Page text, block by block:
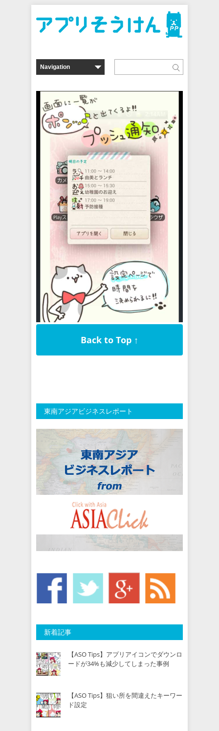
Back to Top ↑
東南アジアビジネスレポート
新着記事
【ASO Tips】アプリアイコンでダウンロ
ードが34%も減少してしまった事例
【ASO Tips】狙い所を間違えたキーワー
ド設定